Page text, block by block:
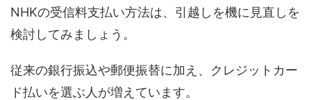
NHKの受信料支払い方法は、引越しを機に見直しを
検討してみましょう。
従来の銀行振込や郵便振替に加え、クレジットカー
ド払いを選ぶ人が増えています。